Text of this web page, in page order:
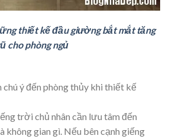
thiết kế đầu giường bắt mắt tăng
cho phòng ngủ
chú ý đến phòng thủy khi thiết kế
trời chủ nhân cần lưu tâm đến
không gian gì. Nếu bên cạnh giếng